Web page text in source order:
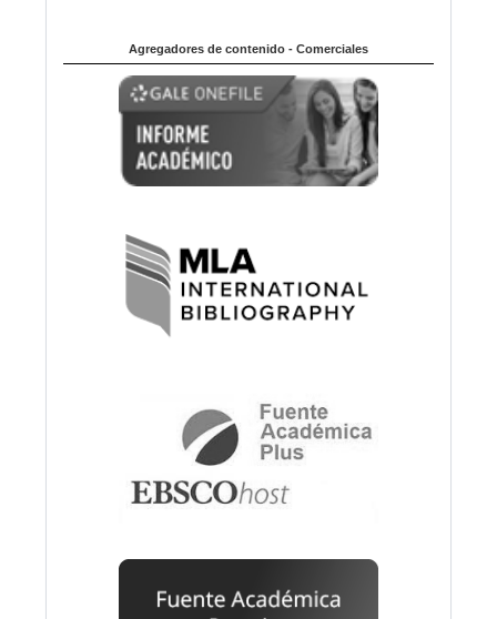
Agregadores de contenido - Comerciales